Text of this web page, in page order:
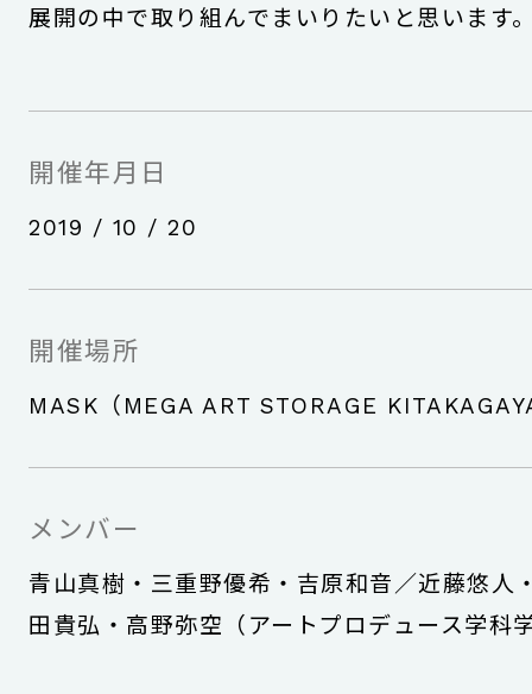
展開の中で取り組んでまいりたいと思います
開催年月日
2019 / 10 / 20
開催場所
MASK（MEGA ART STORAGE
メンバー
青山真樹・三重野優希・吉原和音／近藤悠人
田貴弘・高野弥空（アートプロデュース学科